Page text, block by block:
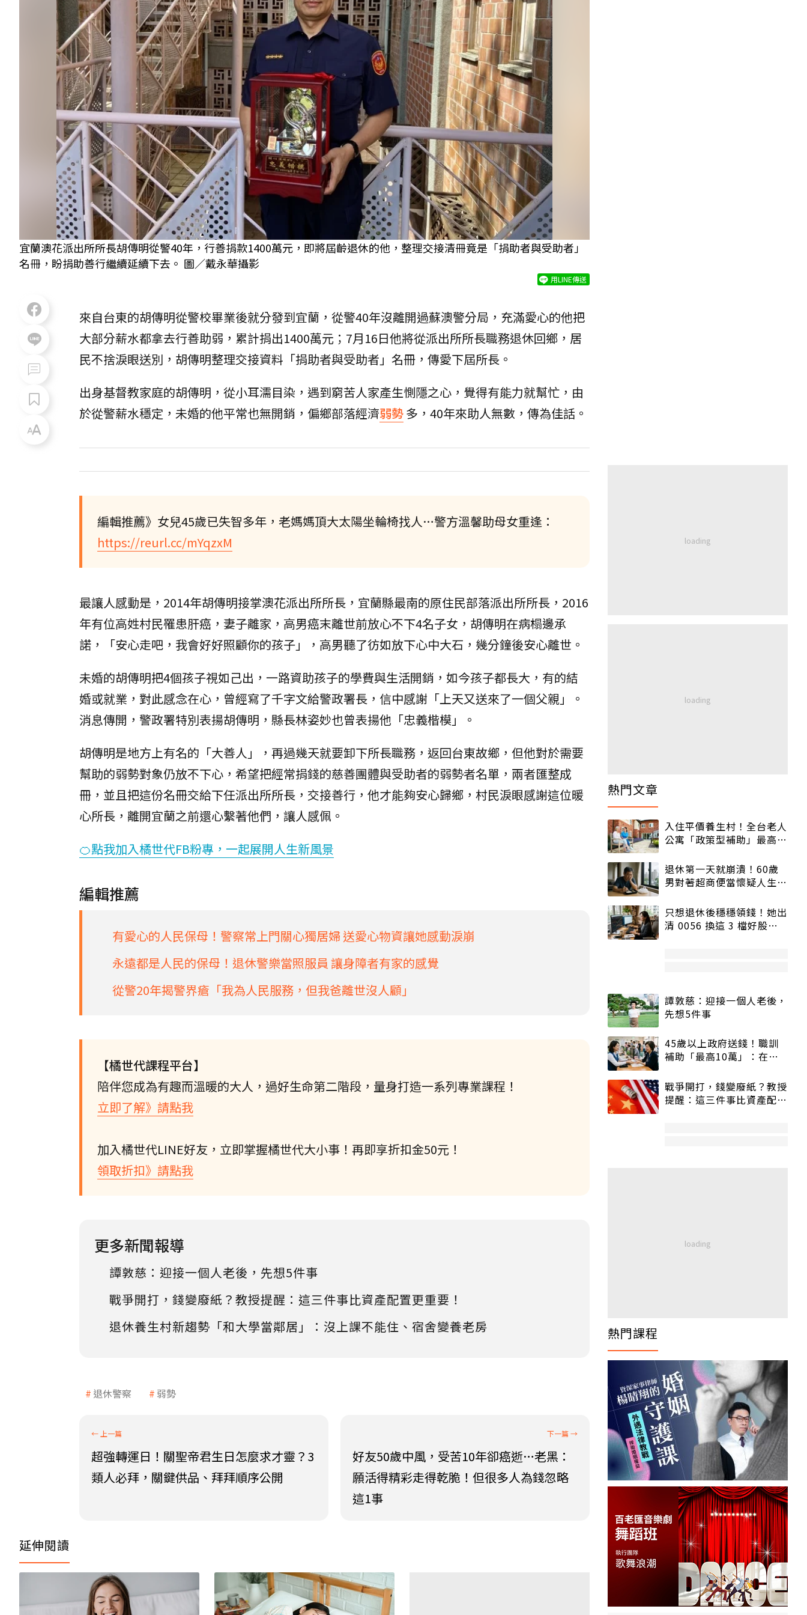
宜蘭澳花派出所所長胡傳明從警40年，行善捐款1400萬元，即將屆齡退休的他，整理交接清冊竟是「捐助者與受助者」
名冊，盼捐助善行繼續延續下去。 圖／戴永華攝影
用LINE傳送
來自台東的胡傳明從警校畢業後就分發到宜蘭，從警40年沒離開過蘇澳警分局，充滿愛心的他把
大部分薪水都拿去行善助弱，累計捐出1400萬元；7月16日他將從派出所所長職務退休回鄉，居
民不捨淚眼送別，胡傳明整理交接資料「捐助者與受助者」名冊，傳愛下屆所長。
出身基督教家庭的胡傳明，從小耳濡目染，遇到窮苦人家產生惻隱之心，覺得有能力就幫忙，由
於從警薪水穩定，未婚的他平常也無開銷，偏鄉部落經濟弱勢多，40年來助人無數，傳為佳話。
編輯推薦》女兒45歲已失智多年，老媽媽頂大太陽坐輪椅找人…警方溫馨助母女重逢：
https://reurl.cc/mYqzxM
最讓人感動是，2014年胡傳明接掌澳花派出所所長，宜蘭縣最南的原住民部落派出所所長，2016
年有位高姓村民罹患肝癌，妻子離家，高男癌末離世前放心不下4名子女，胡傳明在病榻邊承
諾，「安心走吧，我會好好照顧你的孩子」，高男聽了彷如放下心中大石，幾分鐘後安心離世。
未婚的胡傳明把4個孩子視如己出，一路資助孩子的學費與生活開銷，如今孩子都長大，有的結
婚或就業，對此感念在心，曾經寫了千字文給警政署長，信中感謝「上天又送來了一個父親」。
消息傳開，警政署特別表揚胡傳明，縣長林姿妙也曾表揚他「忠義楷模」。
胡傳明是地方上有名的「大善人」，再過幾天就要卸下所長職務，返回台東故鄉，但他對於需要
幫助的弱勢對象仍放不下心，希望把經常捐錢的慈善團體與受助者的弱勢者名單，兩者匯整成
冊，並且把這份名冊交給下任派出所所長，交接善行，他才能夠安心歸鄉，村民淚眼感謝這位暖
心所長，離開宜蘭之前還心繫著他們，讓人感佩。
🍊點我加入橘世代FB粉專，一起展開人生新風景
編輯推薦
有愛心的人民保母！警察常上門關心獨居婦 送愛心物資讓她感動淚崩
永遠都是人民的保母！退休警樂當照服員 讓身障者有家的感覺
從警20年揭警界瘡「我為人民服務，但我爸離世沒人顧」
【橘世代課程平台】
陪伴您成為有趣而溫暖的大人，過好生命第二階段，量身打造一系列專業課程！
立即了解》請點我
加入橘世代LINE好友，立即掌握橘世代大小事！再即享折扣金50元！
領取折扣》請點我
更多新聞報導
譚敦慈：迎接一個人老後，先想5件事
戰爭開打，錢變廢紙？教授提醒：這三件事比資產配置更重要！
退休養生村新趨勢「和大學當鄰居」：沒上課不能住、宿舍變養老房
退休警察 弱勢
超強轉運日！關聖帝君生日怎麼求才靈？3
類人必拜，關鍵供品、拜拜順序公開
好友50歲中風，受苦10年卻癌逝…老黑：
願活得精彩走得乾脆！但很多人為錢忽略
這1事
延伸閱讀
熱門文章
入住平價養生村！全台老人
公寓「政策型補助」最高打
退休第一天就崩潰！60歲
男對著超商便當懷疑人生
只想退休後穩穩領錢！她出
清 0056 換這 3 檔好股：
譚敦慈：迎接一個人老後，
先想5件事
45歲以上政府送錢！職訓
補助「最高10萬」：在
戰爭開打，錢變廢紙？教授
提醒：這三件事比資產配置
熱門課程